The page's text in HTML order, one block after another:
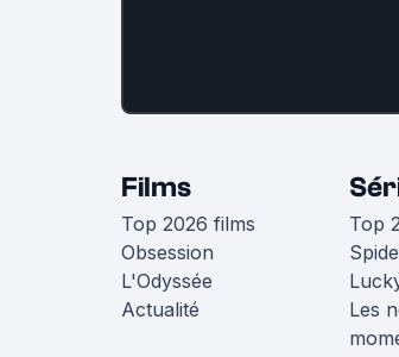
Films
Top 2026 films
Obsession
L'Odyssée
Actualité
Top
Les